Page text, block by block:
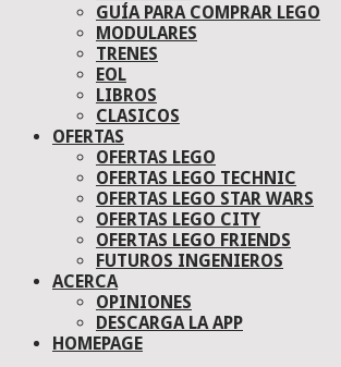
GUÍA PARA COMPRAR LEGO
MODULARES
TRENES
EOL
LIBROS
CLASICOS
OFERTAS
OFERTAS LEGO
OFERTAS LEGO TECHNIC
OFERTAS LEGO STAR WARS
OFERTAS LEGO CITY
OFERTAS LEGO FRIENDS
FUTUROS INGENIEROS
ACERCA
OPINIONES
DESCARGA LA APP
HOMEPAGE